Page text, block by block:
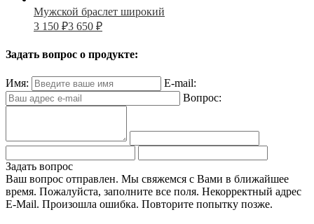
Мужской браслет широкий
3 150 ₽3 650 ₽
Задать вопрос о продукте:
Имя:
E-mail:
Вопрос:
Задать вопрос
Ваш вопрос отправлен. Мы свяжемся с Вами в ближайшее
время. Пожалуйста, заполните все поля. Некорректный адрес
E-Mail. Произошла ошибка. Повторите попытку позже.